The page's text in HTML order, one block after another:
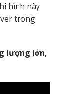
hình này
trong
lượng lớn,